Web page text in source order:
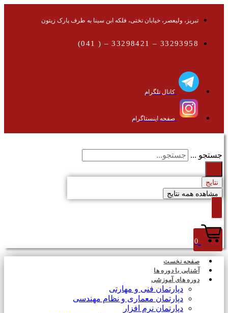
تبریز، ولیعصر، خیابان تختی، فلکه ابن سینا به طرف پارک زیتون
33293958 – 33298421 – ( 041)
کانال تلگرام
صفحه اینستاگرام
جستجو ...
نتایج
مشاهده همه نتایج
0
صفحه نخست
آشنایی با دوره ها
دوره های آموزشی
دپارتمان فنی و مهارتی
دپارتمان معماری و نظام مهندسی
دپارتمان نرم افزار